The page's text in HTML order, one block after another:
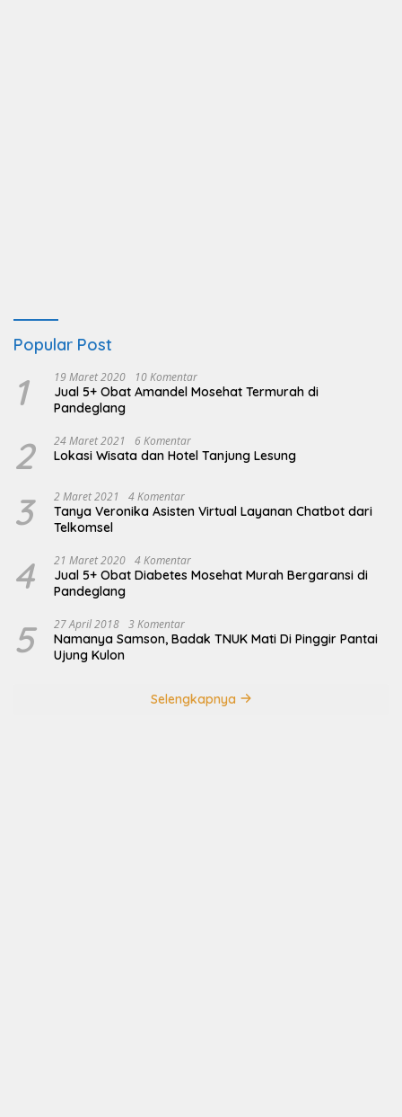
Popular Post
1 19 Maret 2020 10 Komentar
Jual 5+ Obat Amandel Mosehat Termurah di
Pandeglang
2 24 Maret 2021 6 Komentar
Lokasi Wisata dan Hotel Tanjung Lesung
3 2 Maret 2021 4 Komentar
Tanya Veronika Asisten Virtual Layanan Chatbot dari
Telkomsel
4 21 Maret 2020 4 Komentar
Jual 5+ Obat Diabetes Mosehat Murah Bergaransi di
Pandeglang
5 27 April 2018 3 Komentar
Namanya Samson, Badak TNUK Mati Di Pinggir Pantai
Ujung Kulon
Selengkapnya